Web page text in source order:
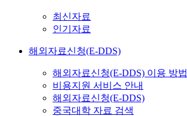
최신자료
인기자료
해외자료신청(E-DDS)
해외자료신청(E-DDS) 이용 방법
비용지원 서비스 안내
해외자료신청(E-DDS)
중국대학 자료 검색